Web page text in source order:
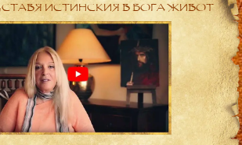
ИСТИНСКИЯ В БОГА ЖИВОТ